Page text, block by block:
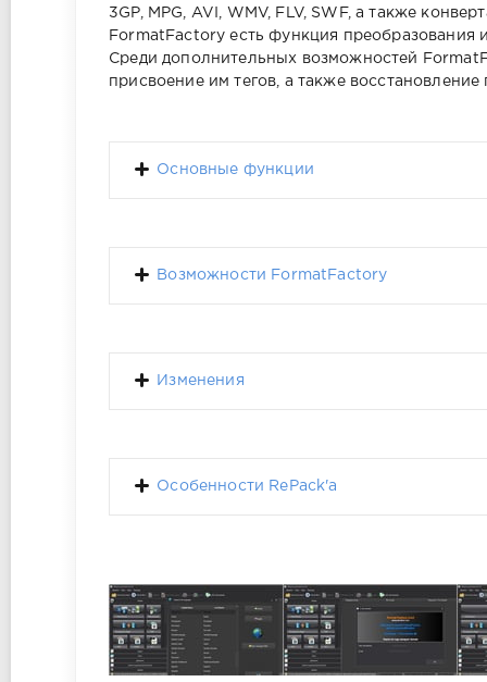
3GP, MPG, AVI, WMV, FLV, SWF, а также
FormatFactory есть функция преобразования
Среди дополнительных возможностей
присвоение им тегов, а также
Основные функции
Возможности FormatFactory
Изменения
Особенности RePack'a